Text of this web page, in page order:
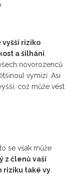
vyšší riziko
a šilhání
novorozenců
vymizí. Asi
což může vést
se však může
z členů vaší
riziku také vy